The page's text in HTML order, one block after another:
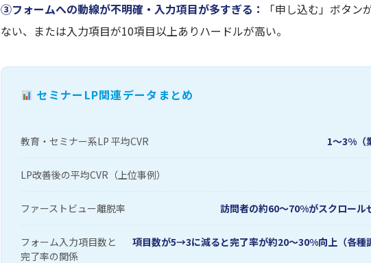
③フォームへの動線が不明確・入力項目が多すぎる：
「申し込む」ボタン
ない、または入力項目が10項目以上ありハードルが高い。
セミナーLP関連データまとめ
教育・セミナー系LP 平均CVR 1〜3%（
LP改善後の平均CVR（上位事例）
ファーストビュー離脱率 訪問者の約60〜70%がスクロール
フォーム入力項目数と
完了率の関係
項目数が5→3に減ると完了率が約20〜30%向上（各種